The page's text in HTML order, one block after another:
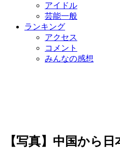
アイドル
芸能一般
ランキング
アクセス
コメント
みんなの感想
【写真】中国から